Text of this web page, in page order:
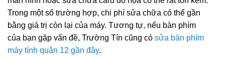
Trong một số trường hợp, chi phí sửa chữa có thể gần
bằng giá trị còn lại của máy. Tương tự, nếu bàn phím
của bạn gặp vấn đề, Trường Tín cũng có sửa bàn phím
máy tính quận 12 gần đây.